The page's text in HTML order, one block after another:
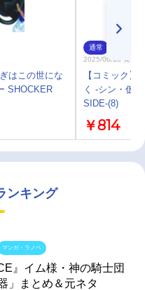
はこの世にな
SHOCKER
通常
2025/06/18 発売
【コミック】
く -シン・仮
SIDE-(8)
￥814
ンキング
』イム様・神の騎士団
」まとめ＆元ネタ
マンガ・ラノベ